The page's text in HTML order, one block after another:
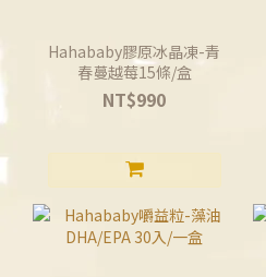
Hahababy膠原冰晶凍-青
春蔓越莓15條/盒
NT$990